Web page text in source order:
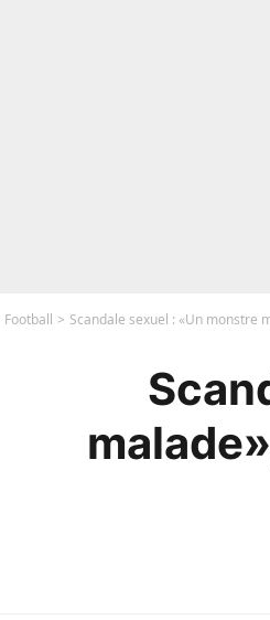
Football Scandale sexuel : «Un monstre